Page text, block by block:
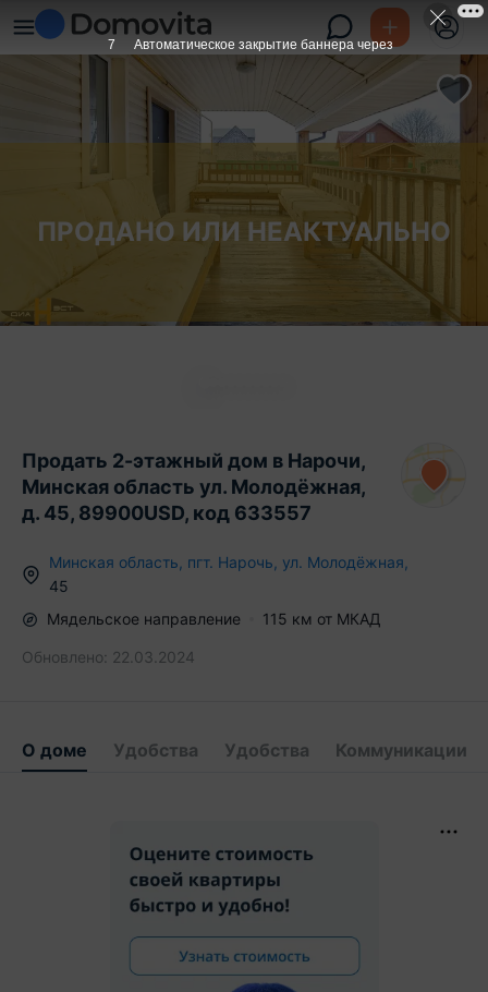
ПРОДАНО ИЛИ НЕАКТУАЛЬНО
Продать 2-этажный дом в Нарочи,
Минская область ул. Молодёжная,
д. 45, 89900USD, код 633557
Минская область пгт. Нарочь ул. Молодёжная
45
Мядельское направление 115 км от МКАД
Обновлено: 22.03.2024
О доме Удобства Удобства Коммуникации
6 Автоматическое закрытие баннера через